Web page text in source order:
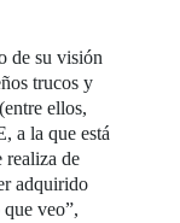
de su visión
trucos y
ellos,
a la que está
realiza de
adquirido
veo”,